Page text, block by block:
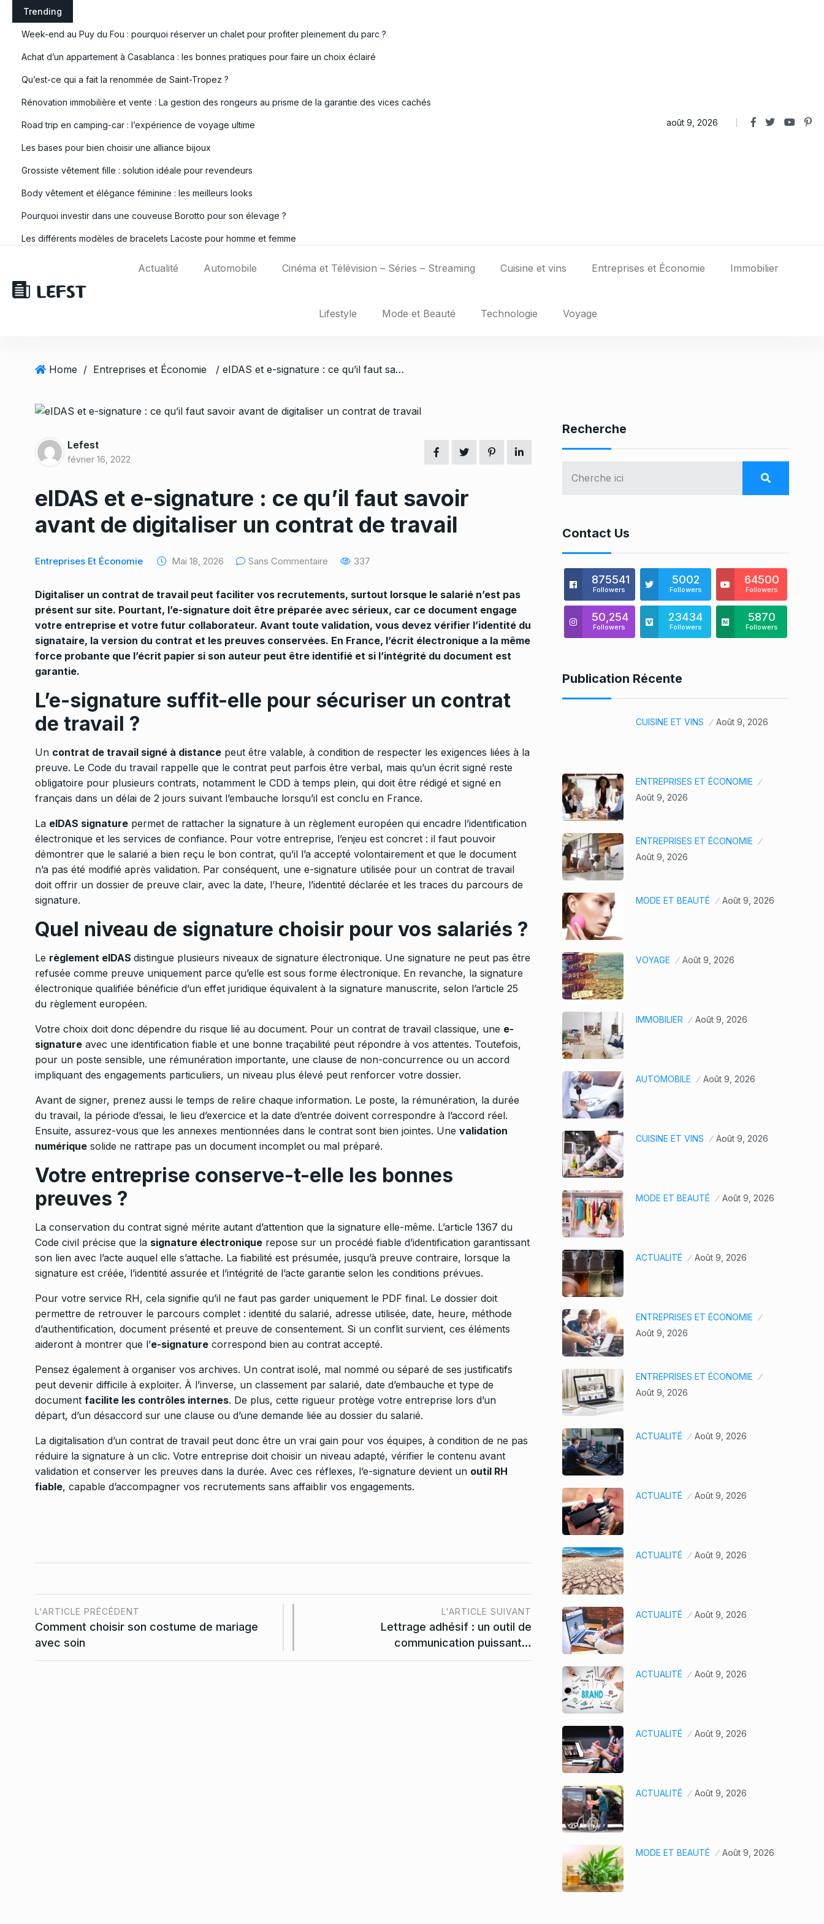
Trending
Week-end au Puy du Fou : pourquoi réserver un chalet pour profiter pleinement du parc ?
Achat d’un appartement à Casablanca : les bonnes pratiques pour faire un choix éclairé
Qu’est-ce qui a fait la renommée de Saint-Tropez ?
Rénovation immobilière et vente : La gestion des rongeurs au prisme de la garantie des vices cachés
Road trip en camping-car : l’expérience de voyage ultime
Les bases pour bien choisir une alliance bijoux
Grossiste vêtement fille : solution idéale pour revendeurs
Body vêtement et élégance féminine : les meilleurs looks
Pourquoi investir dans une couveuse Borotto pour son élevage ?
Les différents modèles de bracelets Lacoste pour homme et femme
août 9, 2026
Actualité Automobile Cinéma et Télévision – Séries – Streaming Cuisine et vins Entreprises et Économie Immobilier
Lifestyle Mode et Beauté Technologie Voyage
Home / Entreprises et Économie / eIDAS et e-signature : ce qu’il faut savoir avant de digitaliser un contrat de travail
Lefest
février 16, 2022
eIDAS et e-signature : ce qu’il faut savoir
avant de digitaliser un contrat de travail
Entreprises Et Économie Mai 18, 2026 Sans Commentaire 337
Digitaliser un contrat de travail peut faciliter vos recrutements, surtout lorsque le salarié n’est pas
présent sur site. Pourtant, l’e-signature doit être préparée avec sérieux, car ce document engage
votre entreprise et votre futur collaborateur. Avant toute validation, vous devez vérifier l’identité du
signataire, la version du contrat et les preuves conservées. En France, l’écrit électronique a la même
force probante que l’écrit papier si son auteur peut être identifié et si l’intégrité du document est
garantie.
L’e-signature suffit-elle pour sécuriser un contrat
de travail ?
Un contrat de travail signé à distance peut être valable, à condition de respecter les exigences liées à la
preuve. Le Code du travail rappelle que le contrat peut parfois être verbal, mais qu’un écrit signé reste
obligatoire pour plusieurs contrats, notamment le CDD à temps plein, qui doit être rédigé et signé en
français dans un délai de 2 jours suivant l’embauche lorsqu’il est conclu en France.
La eIDAS signature permet de rattacher la signature à un règlement européen qui encadre l’identification
électronique et les services de confiance. Pour votre entreprise, l’enjeu est concret : il faut pouvoir
démontrer que le salarié a bien reçu le bon contrat, qu’il l’a accepté volontairement et que le document
n’a pas été modifié après validation. Par conséquent, une e-signature utilisée pour un contrat de travail
doit offrir un dossier de preuve clair, avec la date, l’heure, l’identité déclarée et les traces du parcours de
signature.
Quel niveau de signature choisir pour vos salariés ?
Le règlement eIDAS distingue plusieurs niveaux de signature électronique. Une signature ne peut pas être
refusée comme preuve uniquement parce qu’elle est sous forme électronique. En revanche, la signature
électronique qualifiée bénéficie d’un effet juridique équivalent à la signature manuscrite, selon l’article 25
du règlement européen.
Votre choix doit donc dépendre du risque lié au document. Pour un contrat de travail classique, une e-
signature avec une identification fiable et une bonne traçabilité peut répondre à vos attentes. Toutefois,
pour un poste sensible, une rémunération importante, une clause de non-concurrence ou un accord
impliquant des engagements particuliers, un niveau plus élevé peut renforcer votre dossier.
Avant de signer, prenez aussi le temps de relire chaque information. Le poste, la rémunération, la durée
du travail, la période d’essai, le lieu d’exercice et la date d’entrée doivent correspondre à l’accord réel.
Ensuite, assurez-vous que les annexes mentionnées dans le contrat sont bien jointes. Une validation
numérique solide ne rattrape pas un document incomplet ou mal préparé.
Votre entreprise conserve-t-elle les bonnes
preuves ?
La conservation du contrat signé mérite autant d’attention que la signature elle-même. L’article 1367 du
Code civil précise que la signature électronique repose sur un procédé fiable d’identification garantissant
son lien avec l’acte auquel elle s’attache. La fiabilité est présumée, jusqu’à preuve contraire, lorsque la
signature est créée, l’identité assurée et l’intégrité de l’acte garantie selon les conditions prévues.
Pour votre service RH, cela signifie qu’il ne faut pas garder uniquement le PDF final. Le dossier doit
permettre de retrouver le parcours complet : identité du salarié, adresse utilisée, date, heure, méthode
d’authentification, document présenté et preuve de consentement. Si un conflit survient, ces éléments
aideront à montrer que l’e-signature correspond bien au contrat accepté.
Pensez également à organiser vos archives. Un contrat isolé, mal nommé ou séparé de ses justificatifs
peut devenir difficile à exploiter. À l’inverse, un classement par salarié, date d’embauche et type de
document facilite les contrôles internes. De plus, cette rigueur protège votre entreprise lors d’un
départ, d’un désaccord sur une clause ou d’une demande liée au dossier du salarié.
La digitalisation d’un contrat de travail peut donc être un vrai gain pour vos équipes, à condition de ne pas
réduire la signature à un clic. Votre entreprise doit choisir un niveau adapté, vérifier le contenu avant
validation et conserver les preuves dans la durée. Avec ces réflexes, l’e-signature devient un outil RH
fiable, capable d’accompagner vos recrutements sans affaiblir vos engagements.
L'ARTICLE PRÉCÉDENT
Comment choisir son costume de mariage
avec soin
L'ARTICLE SUIVANT
Lettrage adhésif : un outil de
communication puissant…
Recherche
Contact Us
875541
Followers
5002
Followers
64500
Followers
50,254
Followers
23434
Followers
5870
Followers
Publication Récente
CUISINE ET VINS Août 9, 2026
ENTREPRISES ET ÉCONOMIE
Août 9, 2026
ENTREPRISES ET ÉCONOMIE
Août 9, 2026
MODE ET BEAUTÉ Août 9, 2026
VOYAGE Août 9, 2026
IMMOBILIER Août 9, 2026
AUTOMOBILE Août 9, 2026
CUISINE ET VINS Août 9, 2026
MODE ET BEAUTÉ Août 9, 2026
ACTUALITÉ Août 9, 2026
ENTREPRISES ET ÉCONOMIE
Août 9, 2026
ENTREPRISES ET ÉCONOMIE
Août 9, 2026
ACTUALITÉ Août 9, 2026
ACTUALITÉ Août 9, 2026
ACTUALITÉ Août 9, 2026
ACTUALITÉ Août 9, 2026
ACTUALITÉ Août 9, 2026
ACTUALITÉ Août 9, 2026
ACTUALITÉ Août 9, 2026
MODE ET BEAUTÉ Août 9, 2026